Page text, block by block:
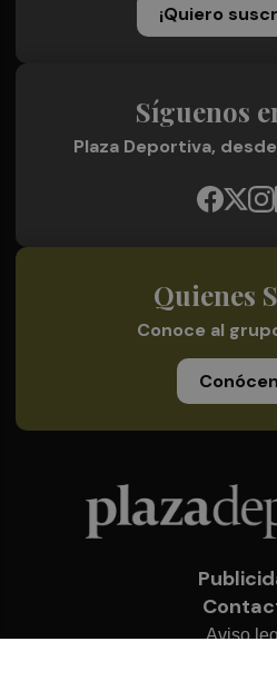
¡Quiero
Síguenos
Plaza Deportiva,
Quienes
Conoce al
Aviso